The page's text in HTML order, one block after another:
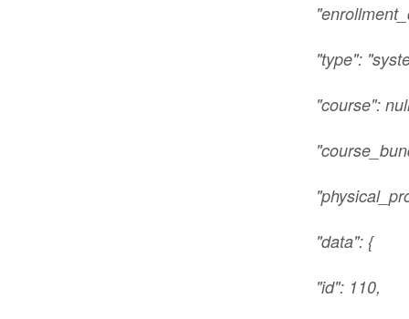
"type":
"course":
"data": {
"id": 110,